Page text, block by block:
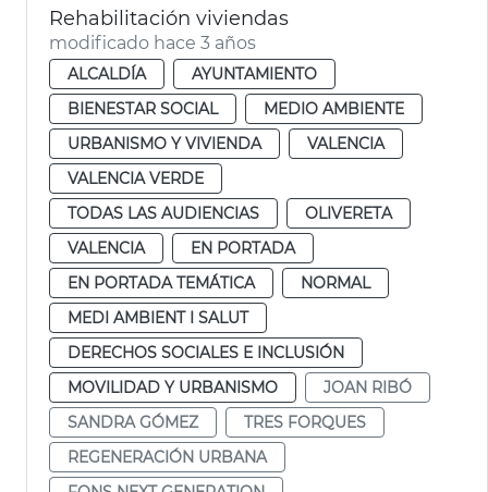
Rehabilitación viviendas
modificado hace 3 años
ALCALDÍA
AYUNTAMIENTO
BIENESTAR SOCIAL
MEDIO AMBIENTE
URBANISMO Y VIVIENDA
VALENCIA
VALENCIA VERDE
TODAS LAS AUDIENCIAS
OLIVERETA
VALENCIA
EN PORTADA
EN PORTADA TEMÁTICA
NORMAL
MEDI AMBIENT I SALUT
DERECHOS SOCIALES E INCLUSIÓN
MOVILIDAD Y URBANISMO
JOAN RIBÓ
SANDRA GÓMEZ
TRES FORQUES
REGENERACIÓN URBANA